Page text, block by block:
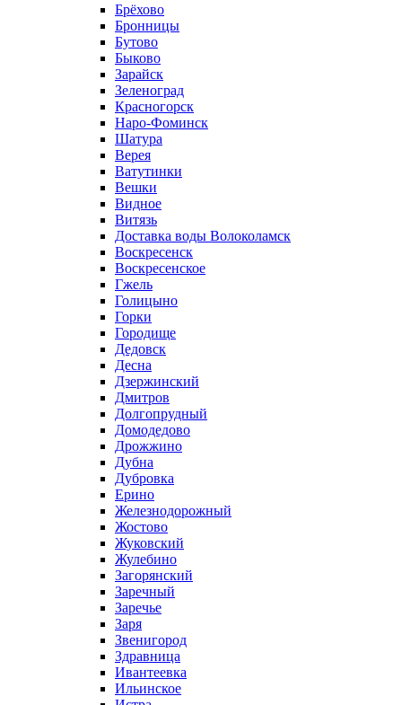
Брёхово
Бронницы
Бутово
Быково
Зарайск
Зеленоград
Красногорск
Наро-Фоминск
Шатура
Верея
Ватутинки
Вешки
Видное
Витязь
Доставка воды Волоколамск
Воскресенск
Воскресенское
Гжель
Голицыно
Горки
Городище
Дедовск
Десна
Дзержинский
Дмитров
Долгопрудный
Домодедово
Дрожжино
Дубна
Дубровка
Ерино
Железнодорожный
Жостово
Жуковский
Жулебино
Загорянский
Заречный
Заречье
Заря
Звенигород
Здравница
Ивантеевка
Ильинское